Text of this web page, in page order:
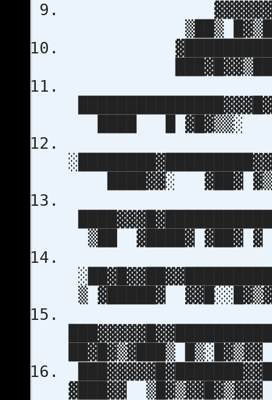
▓▓▓▓▓▓▓▒░
▒██▒
████ █ ▓█▓▒▒░
████▓▓░ ▓██▓ ▓▒
▒██ ▓████▓ ▓██▓ ▓
▒ ▓█████▓ ▓▓█░░█▓▒▓
██▓█▓▒▓███▒ █▒░█▓▒▓▓
▓███▓▓ ▒█▓▒▓▓█▓▒▓▓▓